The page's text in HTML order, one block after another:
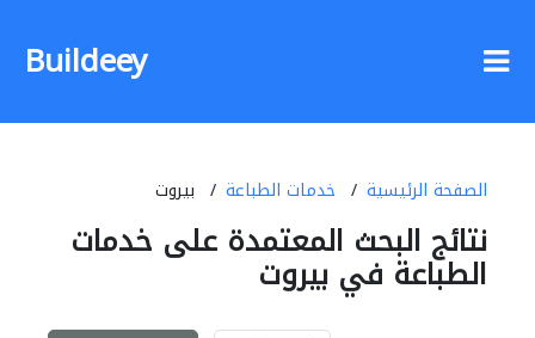
Buildeey
الصفحة الرئيسية خدمات الطباعة بيروت
نتائج البحث المعتمدة على خدمات
الطباعة في بيروت